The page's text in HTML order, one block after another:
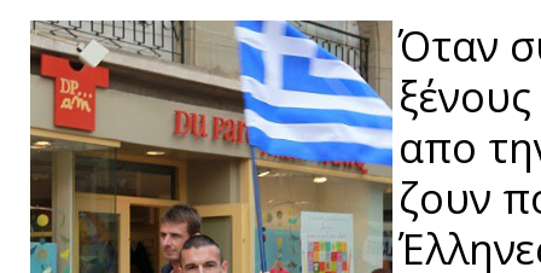
Όταν
απο
ζουν